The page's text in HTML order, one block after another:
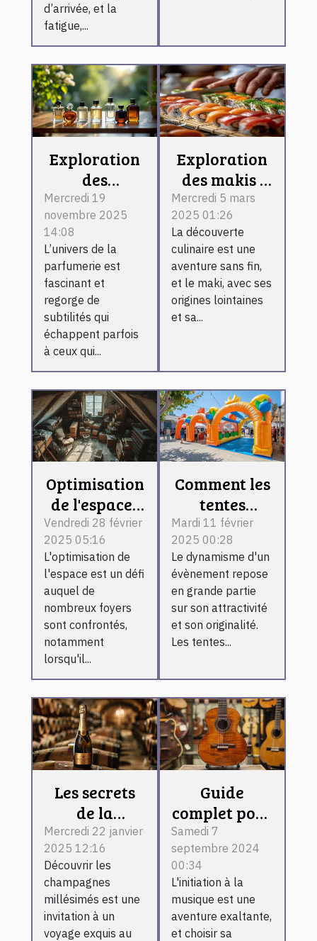
d’arrivée, et la
fatigue,...
Exploration
des
différences
entre les
types de
parfums
classiques
Mercredi 19
novembre 2025
14:08
L’univers de la
parfumerie est
fascinant et
regorge de
subtilités qui
échappent parfois
à ceux qui...
Exploration
des makis :
ingrédients,
préparation
et conseils
pratiques
Mercredi 5 mars
2025 01:26
La découverte
culinaire est une
aventure sans fin,
et le maki, avec ses
origines lointaines
et sa...
Optimisation
de l'espace :
stratégies
efficaces
pour vider
caves et
greniers
Vendredi 28 février
2025 05:16
L'optimisation de
l'espace est un défi
auquel de
nombreux foyers
sont confrontés,
notamment
lorsqu'il...
Comment les
tentes
publicitaires
gonflables
peuvent
dynamiser
vos
évènements
Mardi 11 février
2025 00:28
Le dynamisme d'un
évènement repose
en grande partie
sur son attractivité
et son originalité.
Les tentes...
Les secrets
de la
fabrication
des
champagnes
millésimés
expliqués
Mercredi 22 janvier
2025 12:16
Découvrir les
champagnes
millésimés est une
invitation à un
voyage exquis au
Guide
complet pour
choisir une
guitare
classique
pour
débutants
Samedi 7
septembre 2024
00:34
L'initiation à la
musique est une
aventure exaltante,
et choisir sa